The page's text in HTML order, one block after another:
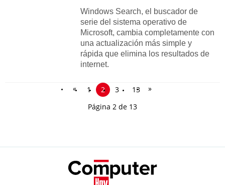
Windows Search, el buscador de
serie del sistema operativo de
Microsoft, cambia completamente con
una actualización más simple y
rápida que elimina los resultados de
internet.
« 1 2 3 13
»
Página 2 de 13